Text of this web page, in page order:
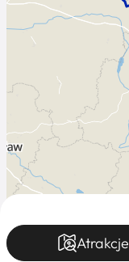
Atrakcje